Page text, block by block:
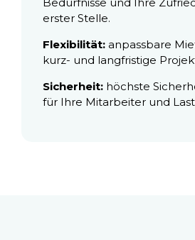
erster Stelle.
Flexibilität: anpassbare
kurz- und langfristige
Sicherheit: höchste
für Ihre Mitarbeiter und